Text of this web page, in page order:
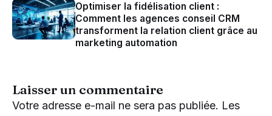
Optimiser la fidélisation client :
Comment les agences conseil CRM
transforment la relation client grâce au
marketing automation
Laisser un commentaire
Votre adresse e-mail ne sera pas publiée. Les